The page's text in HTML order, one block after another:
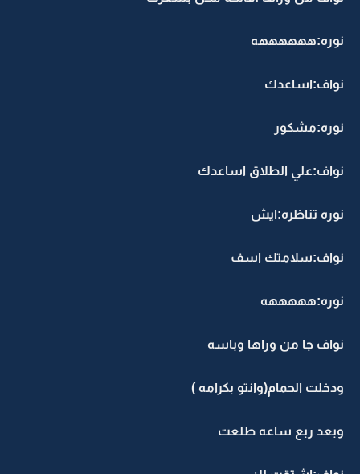
نوره:ههههههه
نواف:اساعدك
نوره:مشكور
نواف:علي الطلاق اساعدك
نوره تناظره:ايش
نواف:سلامتك اسف
نوره:هههههه
نواف جا من وراها وباسه
ودخلت الحمام(وانتو بكرامه )
وبعد ربع ساعه طلعت